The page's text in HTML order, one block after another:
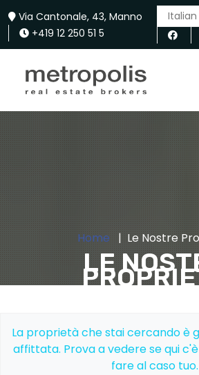
Via Cantonale, 43, Manno
+419 12 250 51 5
LE
Home Le Nostre
La proprietà che stai cercando è
affittata. Prova a vedere se qui
fare al caso tuo.